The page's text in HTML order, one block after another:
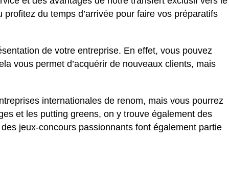
du temps d’arrivée pour faire vos préparatifs
de votre entreprise. En effet, vous pouvez
vous permet d’acquérir de nouveaux clients, mais
internationales de renom, mais vous pourrez
et les putting greens, on y trouve également des
jeux-concours passionnants font également partie